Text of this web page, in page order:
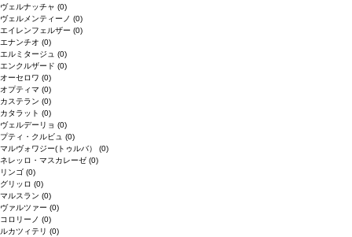
ヴェルナッチャ (0)
ヴェルメンティーノ (0)
エイレンフェルザー (0)
エナンチオ (0)
エルミタージュ (0)
エンクルザード (0)
オーセロワ (0)
オプティマ (0)
カステラン (0)
カタラット (0)
ヴェルデーリョ (0)
プティ・クルビュ (0)
マルヴォワジー(トゥルバ） (0)
ネレッロ・マスカレーゼ (0)
リンゴ (0)
グリッロ (0)
マルスラン (0)
ヴァルツァー (0)
コロリーノ (0)
ルカツィテリ (0)